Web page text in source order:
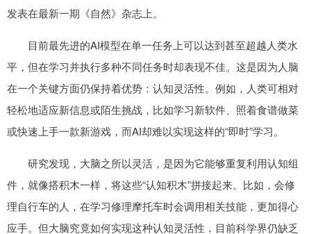
发表在最新一期《自然》杂志上。
目前最先进的AI模型在单一任务上可以达到甚至超越人类水
平，但在学习并执行多种不同任务时却表现不佳。这是因为人脑
在一个关键方面仍保持着优势：认知灵活性。例如，人类可相对
轻松地适应新信息或陌生挑战，比如学习新软件、照着食谱做菜
或快速上手一款新游戏，而AI却难以实现这样的“即时”学习。
研究发现，大脑之所以灵活，是因为它能够重复利用认知组
件，就像搭积木一样，将这些“认知积木”拼接起来。比如，会修
理自行车的人，在学习修理摩托车时会调用相关技能，更加得心
应手。但大脑究竟如何实现这种认知灵活性，目前科学界仍缺乏